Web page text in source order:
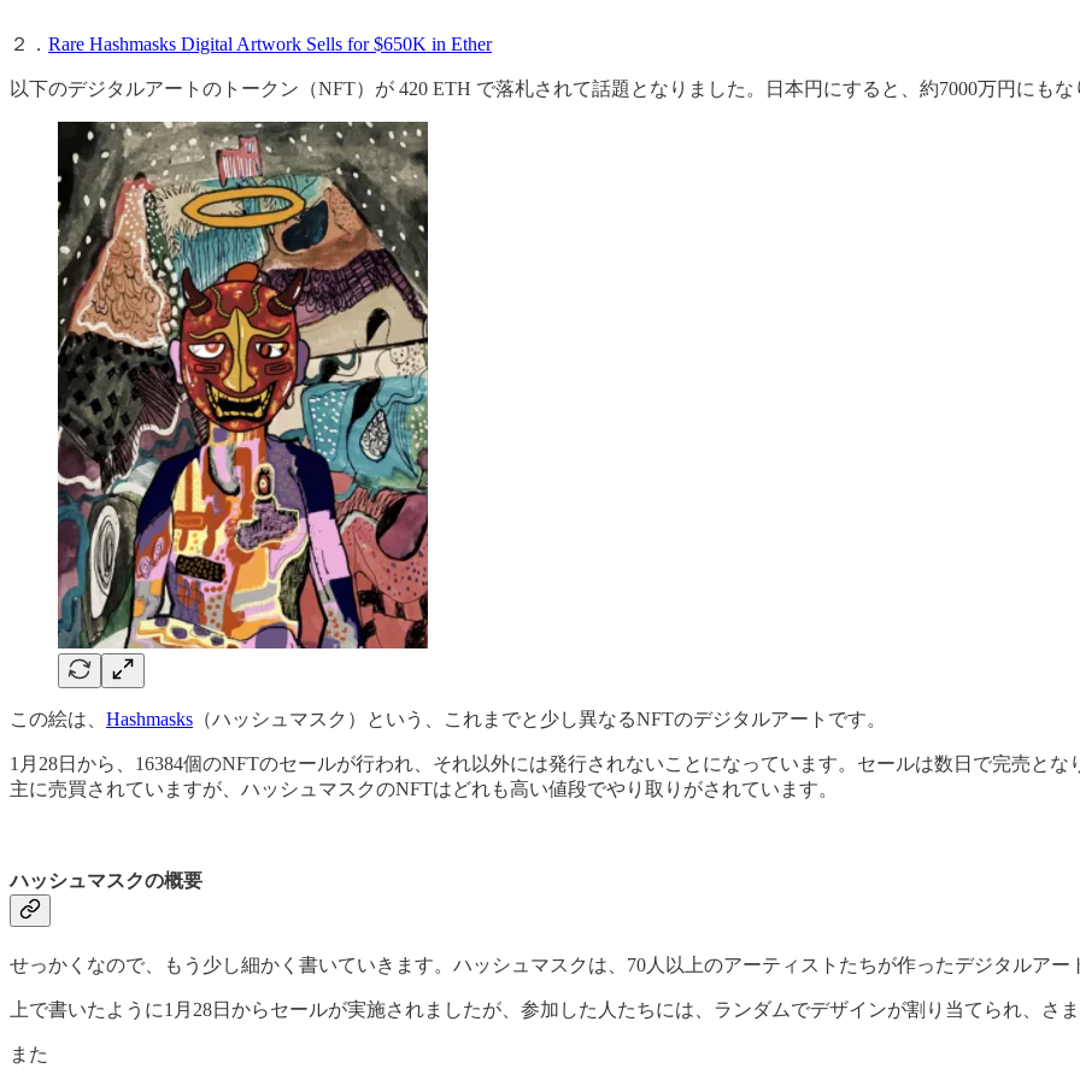
２． Rare Hashmasks Digital Artwork Sells for $650K in Ether
以下のデジタルアートのトークン（NFT）が 420 ETH で落札されて話題となりました。日本円にすると、約7000万円にもな
この絵は、 Hashmasks （ハッシュマスク）という、これまでと少し異なるNFTのデジタルアートです。
1月28日から、16384個のNFTのセールが行われ、それ以外には発行されないことになっています。セールは数日で完売とな
主に売買されていますが、ハッシュマスクのNFTはどれも高い値段でやり取りがされています。
ハッシュマスクの概要
せっかくなので、もう少し細かく書いていきます。ハッシュマスクは、70人以上のアーティストたちが作ったデジタルアー
上で書いたように1月28日からセールが実施されましたが、参加した人たちには、ランダムでデザインが割り当てられ、さ
また